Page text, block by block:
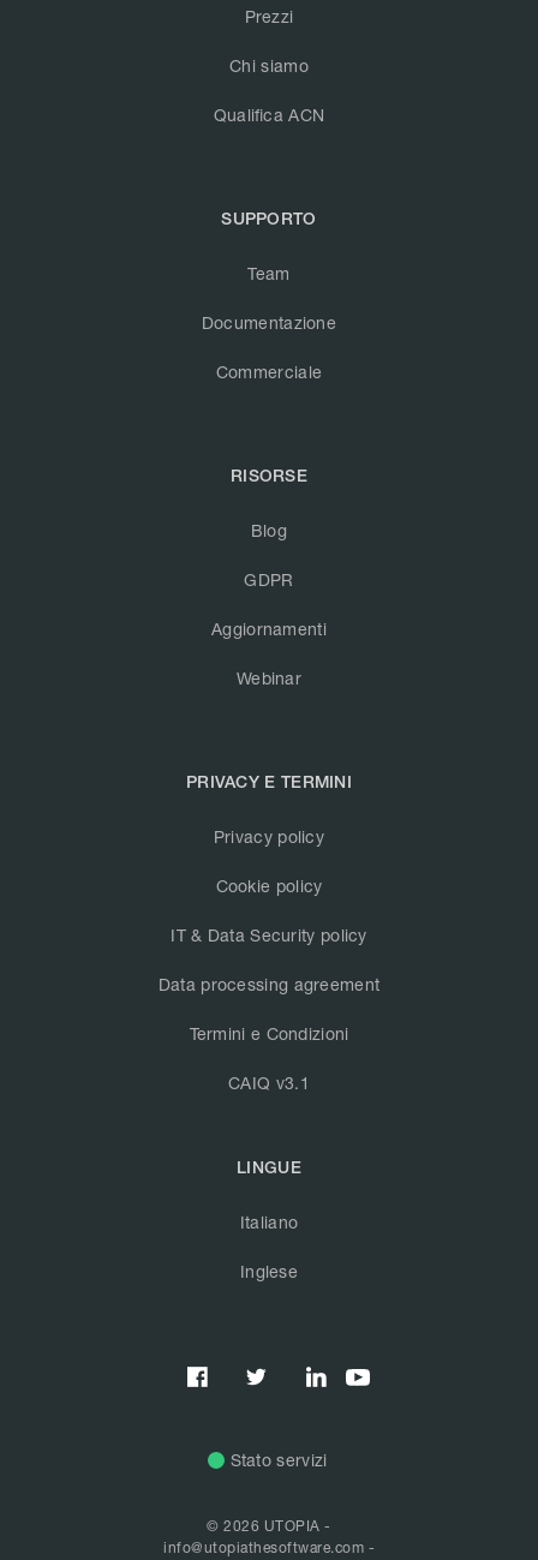
Prezzi
Chi siamo
Qualifica ACN
SUPPORTO
Team
Documentazione
Commerciale
RISORSE
Blog
GDPR
Aggiornamenti
Webinar
PRIVACY E TERMINI
Privacy policy
Cookie policy
IT & Data Security policy
Data processing agreement
Termini e Condizioni
CAIQ v3.1
LINGUE
Italiano
Inglese
  
Stato servizi
© 2026 UTOPIA -
info@utopiathesoftware.com -